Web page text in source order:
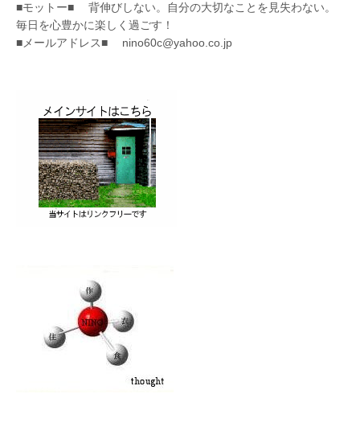
■モットー■ 背伸びしない。自分の大切なことを見失わない。
毎日を心豊かに楽しく過ごす！
■メールアドレス■ nino60c@yahoo.co.jp